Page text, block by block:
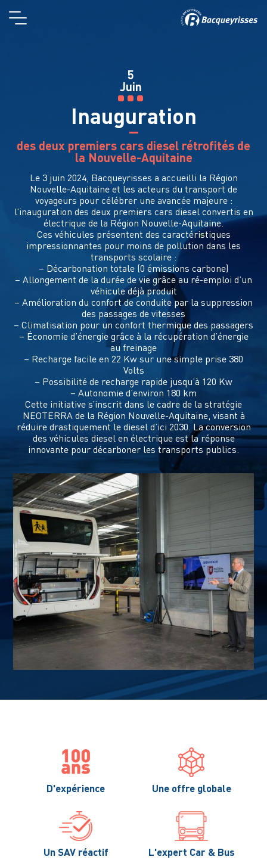
5
Juin
Inauguration
des deux premiers cars diesel rétrofités de
la Nouvelle-Aquitaine
Le 3 juin 2024, Bacqueyrisses a accueilli la Région
Nouvelle-Aquitaine et les acteurs du transport de
voyageurs pour célébrer une avancée majeure :
l’inauguration des deux premiers cars diesel convertis en
électrique de la Région Nouvelle-Aquitaine.
Ces véhicules présentent des caractéristiques
impressionnantes pour moins de pollution dans les
transports scolaire :
– Décarbonation totale (0 émissions carbone)
– Allongement de la durée de vie grâce au ré-emploi d’un
véhicule déjà produit
– Amélioration du confort de conduite par la suppression
des passages de vitesses
– Climatisation pour un confort thermique des passagers
– Économie d’énergie grâce à la récupération d’énergie
au freinage
– Recharge facile en 22 Kw sur une simple prise 380
Volts
– Possibilité de recharge rapide jusqu’à 120 Kw
– Autonomie d’environ 180 km
Cette initiative s’inscrit dans le cadre de la stratégie
NEOTERRA de la Région Nouvelle-Aquitaine, visant à
réduire drastiquement le diesel d’ici 2030. La conversion
des véhicules diesel en électrique est la réponse
innovante pour décarboner les transports publics.
D'expérience Une offre globale
Un SAV réactif L'expert Car & Bus